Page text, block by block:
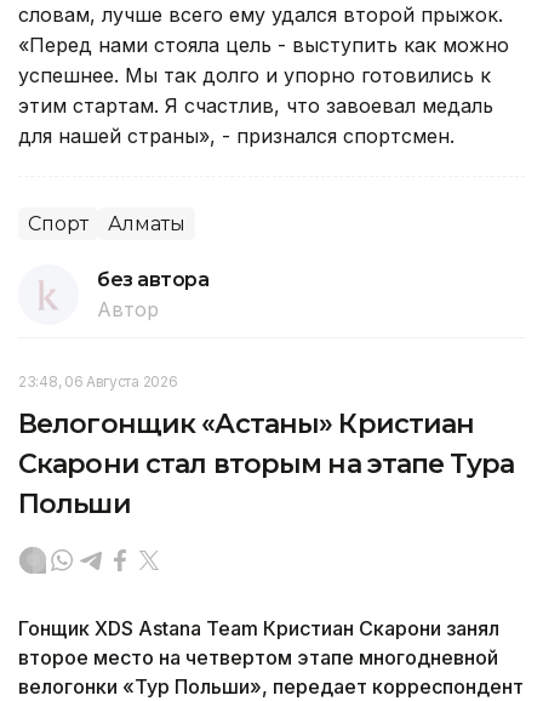
словам, лучше всего ему удался второй прыжок.
«Перед нами стояла цель - выступить как можно
успешнее. Мы так долго и упорно готовились к
этим стартам. Я счастлив, что завоевал медаль
для нашей страны», - признался спортсмен.
Спорт Алматы
без автора
Автор
23:48, 06 Августа 2026
Велогонщик «Астаны» Кристиан
Скарони стал вторым на этапе Тура
Польши
Гонщик XDS Astana Team Кристиан Скарони занял
второе место на четвертом этапе многодневной
велогонки «Тур Польши», передает корреспондент